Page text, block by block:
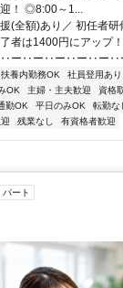
！ ◎8:00～1...
(全額)あり／ 初任者
者は1400円にアップ
‥ー‥ー‥ー‥ー‥ー‥
扶養内勤務OK 社員登用あり
OK 主婦・主夫歓迎
資格
勤OK 平日のみOK 転勤な
残業なし 有資格者歓迎
パート